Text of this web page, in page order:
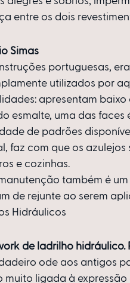
entre os dois
Simas
portuguesas,
utilizados por
apresentam
esmalte, uma das
de padrões
faz com que os
e cozinhas.
também é
de rejunte ao serem
Hidráulicos
de ladrilho hidráulico.
ode aos antigos
muito ligada à